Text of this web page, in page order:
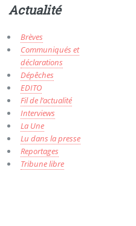
Actualité
Brèves
Communiqués et
déclarations
Dépêches
EDITO
Fil de l’actualité
Interviews
La Une
Lu dans la presse
Reportages
Tribune libre